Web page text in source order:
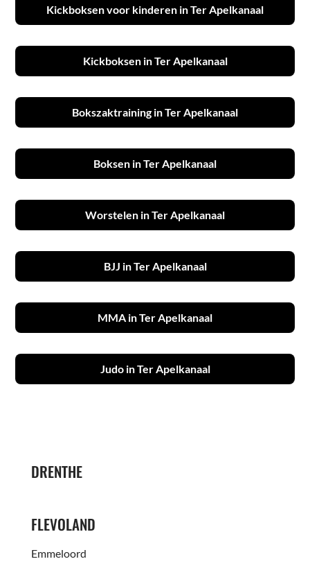
Kickboksen voor kinderen in Ter Apelkanaal
Kickboksen in Ter Apelkanaal
Bokszaktraining in Ter Apelkanaal
Boksen in Ter Apelkanaal
Worstelen in Ter Apelkanaal
BJJ in Ter Apelkanaal
MMA in Ter Apelkanaal
Judo in Ter Apelkanaal
DRENTHE
FLEVOLAND
Emmeloord